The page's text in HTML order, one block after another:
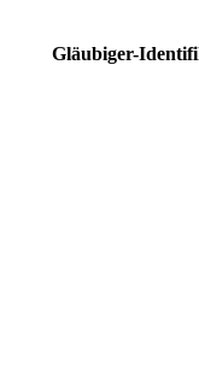
Gläubiger-